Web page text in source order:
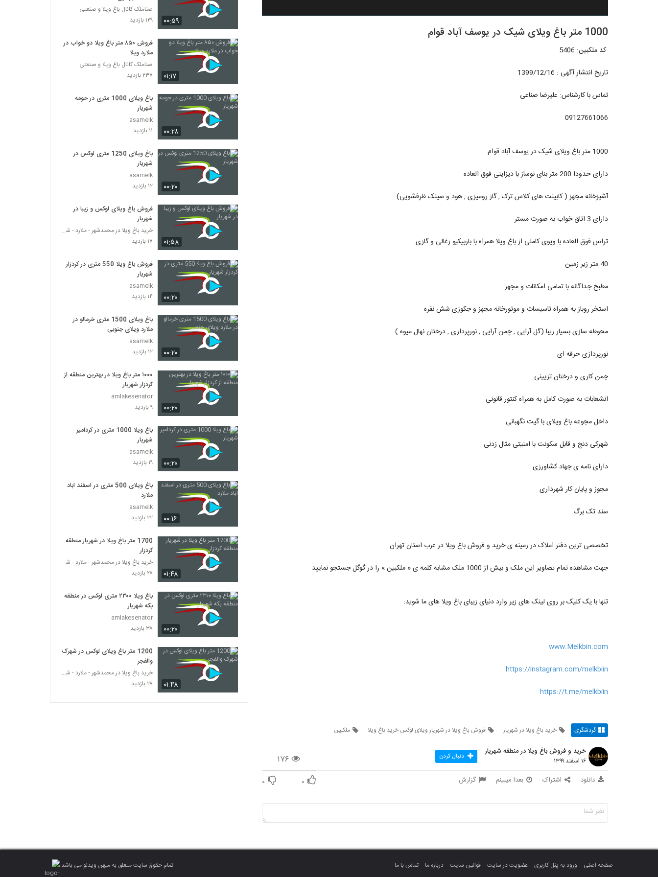
1000 متر باغ ویلای شیک در یوسف آباد قوام
️ کد ملکبین: 5406
تاریخ انتشار آگهی : 1399/12/16
تماس با کارشناس: علیرضا صناعی
09127661066
1000 متر باغ ویلای شیک در یوسف آباد قوام
دارای حدودا 200 متر بنای نوساز با دیزاینی فوق العاده
آشپزخانه مجهز ( کابینت های کلاس ترک , گاز رومیزی , هود و سینک ظرفشویی)
دارای 3 اتاق خواب به صورت مستر
تراس فوق العاده با ویوی کاملی از باغ ویلا همراه با باربیکیو زغالی و گازی
40 متر زیر زمین
مطبخ جداگانه با تمامی امکانات و مجهز
استخر روباز به همراه تاسیسات و موتورخانه مجهز و جکوزی شش نفره
محوطه سازی بسیار زیبا (گل آرایی , چمن آرایی , نورپردازی , درختان نهال میوه )
نورپردازی حرفه ای
چمن کاری و درختان تزیینی
انشعابات به صورت کامل به همراه کنتور قانونی
داخل مجوعه باغ ویلای با گیت نگهبانی
شهرکی دنج و قابل سکونت با امنیتی مثال زدنی
دارای نامه ی جهاد کشاورزی
مجوز و پایان کار شهرداری
سند تک برگ
تخصصی ترین دفتر املاک در زمینه ی خرید و فروش باغ ویلا در غرب استان تهران
جهت مشاهده تمام تصاویر این ملک و بیش از 1000 ملک مشابه کلمه ی « ملکبین » را در گوگل جستجو نمایید
تنها با یک کلیک بر روی لینک های زیر وارد دنیای زیبای باغ ویلا های ما شوید:
www.Melkbin.com
https://instagram.com/melkbiin
https://t.me/melkbiin
گردشگری خرید باغ ویلا در شهریار فروش باغ ویلا در شهریار ویلای لوکس خرید باغ ویلا ملکبین
۱۷۶
خرید و فروش باغ ویلا در منطقه شهریار
۱۶ اسفند ۱۳۹۹ دنبال کردن
دانلود اشتراک بعدا میبینم گزارش ۰ ۰
۰۰:۵۹
صناملک کانال باغ ویلا و صنعتی
۱۲۹ بازدید
۰۱:۱۷
فروش ۸۵۰ متر باغ ویلا دو خواب در
ملارد ویلا
صناملک کانال باغ ویلا و صنعتی
۲۳۷ بازدید
۰۰:۲۸
باغ ویلای 1000 متری در حومه
شهریار
asamelk
۱۱ بازدید
۰۰:۲۰
باغ ویلای 1250 متری لوکس در
شهریار
asamelk
۱۲ بازدید
۰۱:۵۸
فروش باغ ویلای لوکس و زیبا در
شهریار
خرید باغ ویلا در محمدشهر - ملارد - شهریار
۱۷ بازدید
۰۰:۲۰
فروش باغ ویلا 550 متری در کردزار
شهریار
asamelk
۱۴ بازدید
۰۰:۲۰
باغ ویلای 1500 متری خرمالو در
ملارد ویلای جنوبی
asamelk
۱۲ بازدید
۰۰:۲۰
۱۰۰۰ متر باغ ویلا در بهترین منطقه از
کردزار شهریار
amlakesenator
۹ بازدید
۰۰:۲۰
باغ ویلا 1000 متری در کردامیر
شهریار
asamelk
۱۹ بازدید
۰۰:۱۶
باغ ویلای 500 متری در اسفند اباد
ملارد
asamelk
۲۲ بازدید
۰۱:۴۸
1700 متر باغ ویلا در شهریار منطقه
کردزار
خرید باغ ویلا در محمدشهر - ملارد - شهریار
۲۸ بازدید
۰۰:۲۰
باغ ویلا ۲۳۰۰ متری لوکس در منطقه
بکه شهریار
amlakesenator
۳۸ بازدید
۰۱:۴۸
1200 متر باغ ویلای لوکس در شهرک
والفجر
خرید باغ ویلا در محمدشهر - ملارد - شهریار
۲۸ بازدید
صفحه اصلی ورود به پنل کاربری عضویت در سایت قوانین سایت درباره ما تماس با ما تمام حقوق سایت متعلق به میهن ویدئو می باشد.